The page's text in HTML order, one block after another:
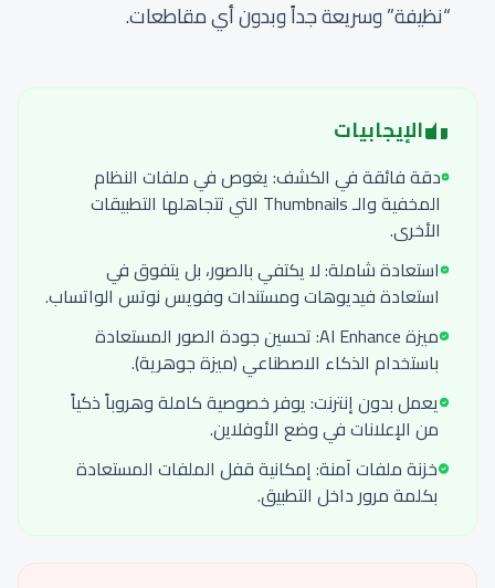
“نظيفة” وسريعة جداً وبدون أي مقاطعات.
الإيجابيات
دقة فائقة في الكشف: يغوص في ملفات النظام
المخفية والـ Thumbnails التي تتجاهلها التطبيقات
الأخرى.
استعادة شاملة: لا يكتفي بالصور، بل يتفوق في
استعادة فيديوهات ومستندات وفويس نوتس الواتساب.
ميزة AI Enhance: تحسين جودة الصور المستعادة
باستخدام الذكاء الاصطناعي (ميزة جوهرية).
يعمل بدون إنترنت: يوفر خصوصية كاملة وهروباً ذكياً
من الإعلانات في وضع الأوفلاين.
خزنة ملفات آمنة: إمكانية قفل الملفات المستعادة
بكلمة مرور داخل التطبيق.